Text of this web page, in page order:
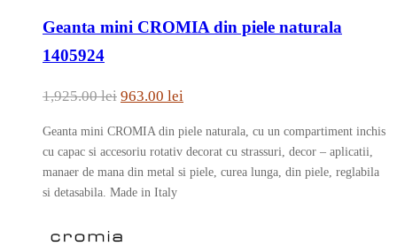
produsului.
are
variații.
pot
fi
alese
Geanta mini CROMIA din piele naturala
1405924
1,925.00lei Prețul
fost:
1,925.00 lei.
963.00 lei
este:
963.00 lei.
Geanta mini CROMIA din piele naturala, cu un compartiment inchis
cu capac si accesoriu rotativ decorat cu strassuri, decor – aplicatii,
manaer de mana din metal si piele, curea lunga, din piele, reglabila
si detasabila. Made in Italy